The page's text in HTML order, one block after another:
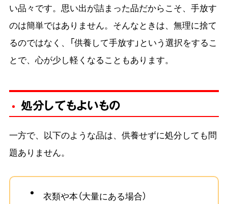
い品々です。思い出が詰まった品だからこそ、手放す
のは簡単ではありません。そんなときは、無理に捨て
るのではなく、「供養して手放す」という選択をするこ
とで、心が少し軽くなることもあります。
処分してもよいもの
一方で、以下のような品は、供養せずに処分しても問
題ありません。
衣類や本（大量にある場合）